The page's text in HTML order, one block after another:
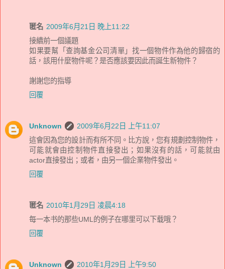
匿名 2009年6月21日 晚上11:22
接續前一個議題
如果要幫「查詢基金公司清單」找一個物件作為他的歸宿的
話，該用什麼物件呢？是否應該要因此而誕生新物件？
謝謝您的指導
回覆
Unknown
2009年6月22日 上午11:07
這會因為您的設計而有所不同。比方說，您有規劃控制物件，
可能就會由控制物件直接發出；如果沒有的話，可能就由
actor直接發出；或者，由另一個企業物件發出。
回覆
匿名 2010年1月29日 凌晨4:18
每一本书的那些UML的例子在哪里可以下载哦？
回覆
Unknown
2010年1月29日 上午9:50